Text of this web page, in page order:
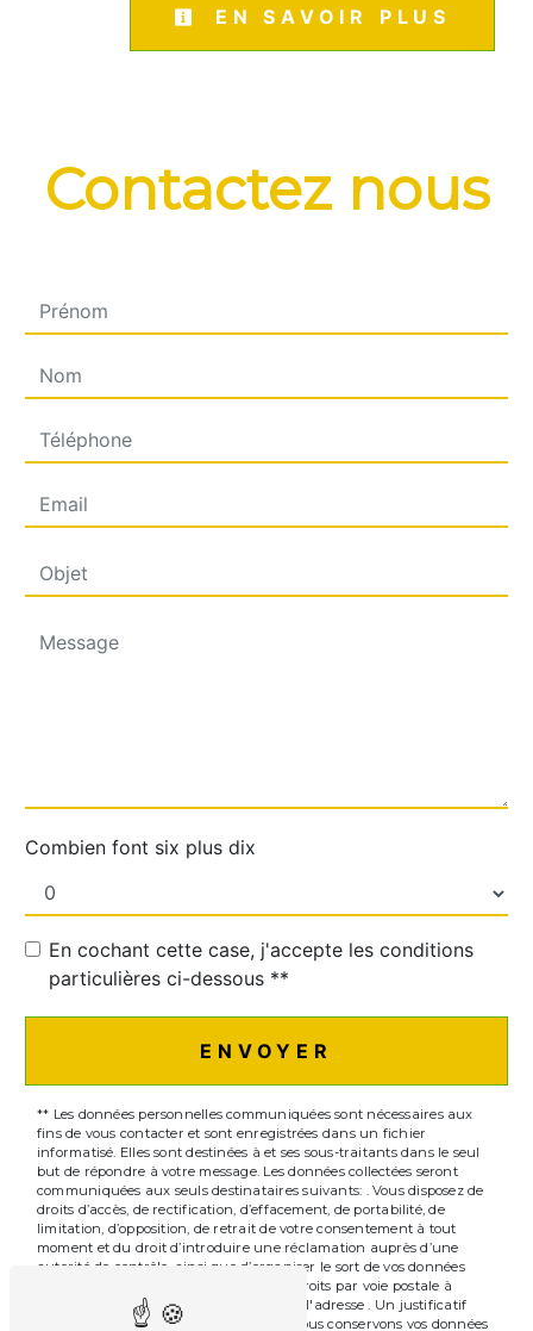
EN SAVOIR PLUS
Contactez nous
Combien font six plus dix
En cochant cette case, j'accepte les conditions
particulières ci-dessous **
ENVOYER
** Les données personnelles communiquées sont nécessaires aux
fins de vous contacter et sont enregistrées dans un fichier
informatisé. Elles sont destinées à et ses sous-traitants dans le seul
but de répondre à votre message. Les données collectées seront
communiquées aux seuls destinataires suivants: . Vous disposez de
droits d’accès, de rectification, d’effacement, de portabilité, de
limitation, d’opposition, de retrait de votre consentement à tout
moment et du droit d’introduire une réclamation auprès d’une
autorité de contrôle, ainsi que d’organiser le sort de vos données
post-mortem. Vous pouvez exercer ces droits par voie postale à
l'adresse ou par courrier électronique à l'adresse . Un justificatif
d'identité pourra vous être demandé. Nous conservons vos données